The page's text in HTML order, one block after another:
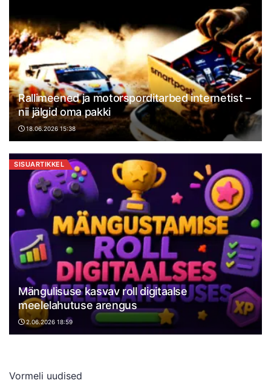
Rallimeened ja motorsporditarbed internetist –
nii jälgid oma pakki
18.06.2026 15:38
SISUARTIKKEL
Mängulisuse kasvav roll digitaalse
meelelahutuse arengus
2.06.2026 18:59
Vormeli uudised